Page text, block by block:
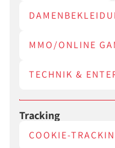
MMO/ONLINE
TECHNIK &
Tracking
COOKIE-